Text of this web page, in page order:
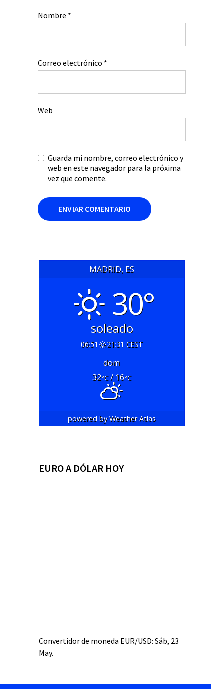
Nombre *
Correo electrónico *
Web
Guarda mi nombre, correo electrónico y
web en este navegador para la próxima
vez que comente.
MADRID, ES
30°
soleado
06:51 21:31 CEST
dom
32°C/ 16°C
powered byWeather Atlas
EURO A DÓLAR HOY
Convertidor de moneda EUR/USD: Sáb, 23
May.